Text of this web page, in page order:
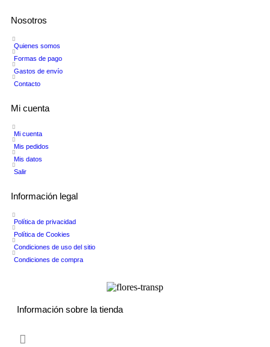
Nosotros
Quienes somos
Formas de pago
Gastos de envío
Contacto
Mi cuenta
Mi cuenta
Mis pedidos
Mis datos
Salir
Información legal
Política de privacidad
Política de Cookies
Condiciones de uso del sitio
Condiciones de compra
Información sobre la tienda